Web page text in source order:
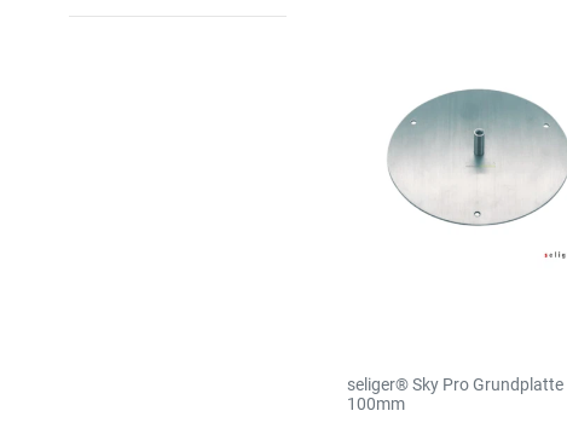
seliger® Sky Pro Grundplatte
100mm